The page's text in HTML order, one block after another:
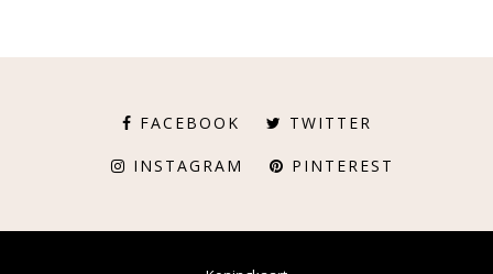
FACEBOOK TWITTER
INSTAGRAM PINTEREST